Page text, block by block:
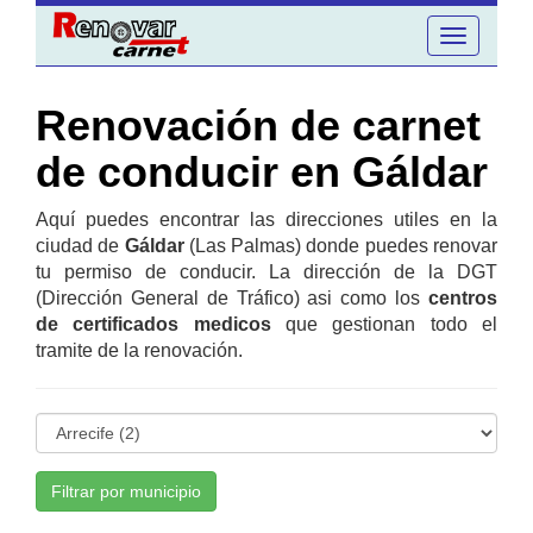
Toggle
navigation
Renovación de carnet
de conducir en Gáldar
Aquí puedes encontrar las direcciones utiles en la
ciudad de Gáldar(Las Palmas) donde puedes renovar
tu permiso de conducir. La dirección de la DGT
(Dirección General de Tráfico) asi como los centros
de certificados medicosque gestionan todo el
tramite de la renovación.
Filtrar por municipio